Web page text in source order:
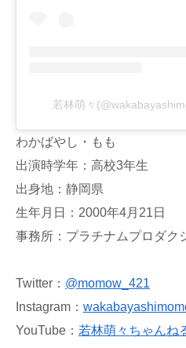
若林萌々
わかばやし・もも
出演時学年：高校3年生
出身地：静岡県
生年月日：2000年4月21日
事務所：プラチナムプロダク
Twitter： @momow_421
Instagram：
YouTube： 若林萌々ちゃんね